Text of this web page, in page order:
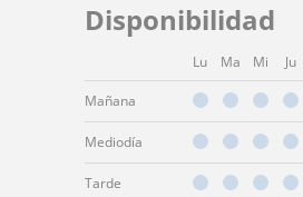
Disponibilidad
Lu Ma Mi Ju
Mañana
Mediodía
Tarde